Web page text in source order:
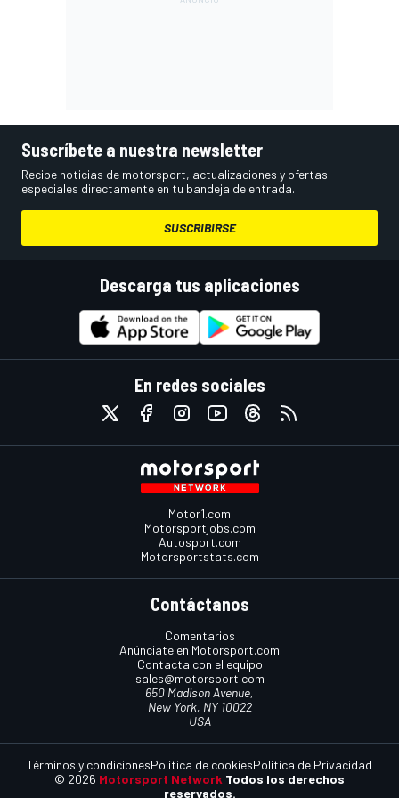
Suscríbete a nuestra newsletter
Recibe noticias de motorsport, actualizaciones y ofertas
especiales directamente en tu bandeja de entrada.
SUSCRIBIRSE
Descarga tus aplicaciones
En redes sociales
Motor1.com
Motorsportjobs.com
Autosport.com
Motorsportstats.com
Contáctanos
Comentarios
Anúnciate en Motorsport.com
Contacta con el equipo
sales@motorsport.com
650 Madison Avenue,
New York, NY 10022
USA
© 2026 Motorsport Network Todos los derechos
reservados.
Términos y condicionesPolítica de cookiesPolítica de Privacidad